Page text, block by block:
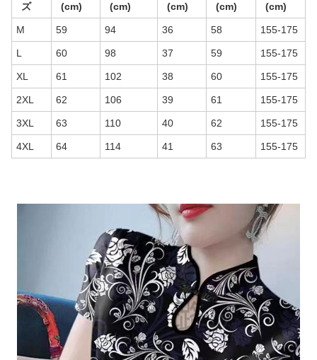
ズ
(cm)
(cm)
(cm)
(cm)
(cm)
M 59 94 36 58 155-175
L 60 98 37 59 155-175
XL 61 102 38 60 155-175
2XL 62 106 39 61 155-175
3XL 63 110 40 62 155-175
4XL 64 114 41 63 155-175